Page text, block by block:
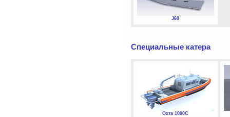
J60
Специальные катера
Охта 1000С